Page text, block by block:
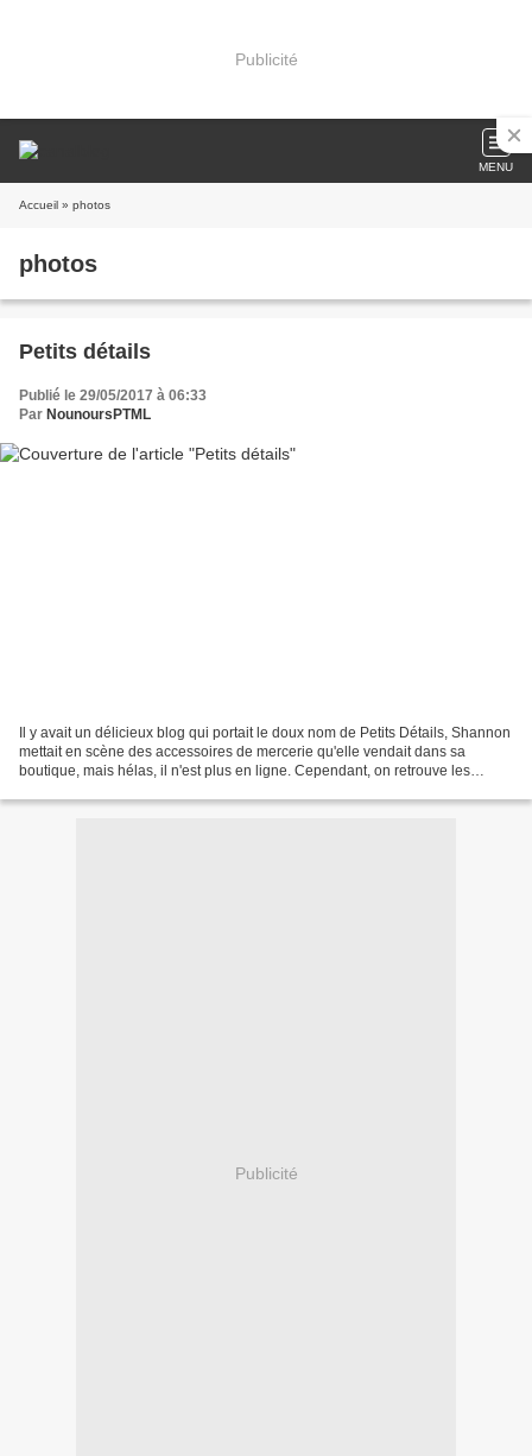
Publicité
MENU
Accueil » photos
photos
Petits détails
Publié le 29/05/2017 à 06:33
Par NounoursPTML
Il y avait un délicieux blog qui portait le doux nom de Petits Détails, Shannon
mettait en scène des accessoires de mercerie qu'elle vendait dans sa
boutique, mais hélas, il n'est plus en ligne. Cependant, on retrouve les
Publicité